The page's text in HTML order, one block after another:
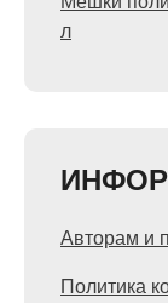
л
Авторам и
Политика